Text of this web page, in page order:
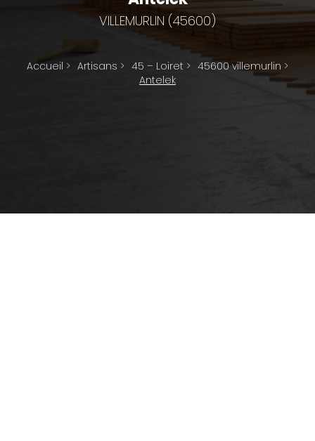
VILLEMURLIN (45600)
Accueil > Artisans > 45 – Loiret > 45600 villemurlin >
Antelek